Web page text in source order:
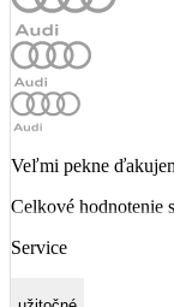
Veľmi pekne
Celkové hodnotenie
Service